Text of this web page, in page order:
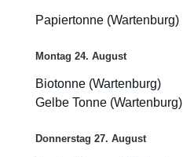
Papiertonne (Wartenburg)
Montag 24. August
Biotonne (Wartenburg)
Gelbe Tonne (Wartenburg)
Donnerstag 27. August